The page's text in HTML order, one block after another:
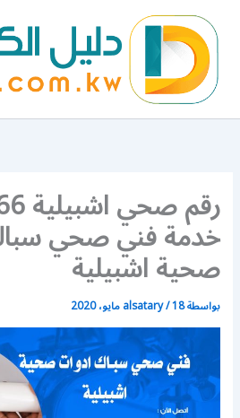
المحتوى
خدمة فني صحي
صحية اشبيلية
بواسطة alsatary/18 مايو، 2020